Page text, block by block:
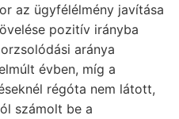
az ügyfélélmény javítása
pozitív irányba
aránya
évben, míg a
régóta nem látott,
számolt be a